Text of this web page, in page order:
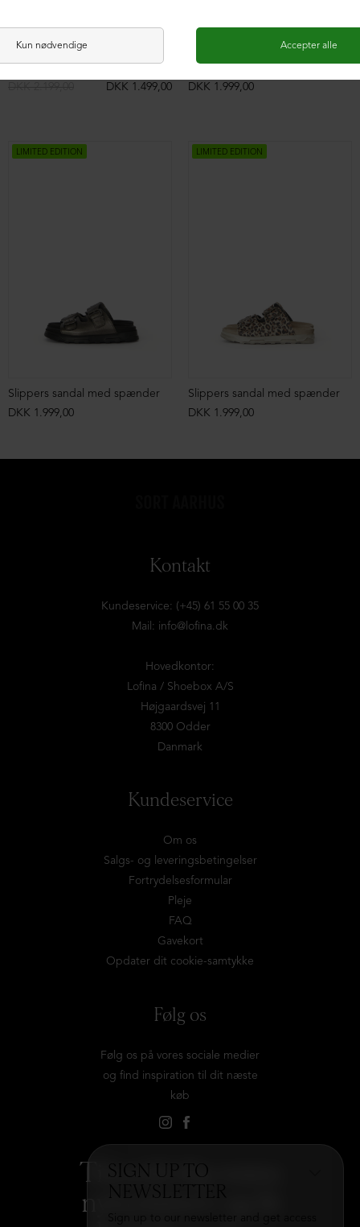
SIGN UP TO
DKK 1.499,00
DKK 1.999,00
LIMITED EDITION
Slippers sandal med spænder
DKK 1.999,00
LIMITED EDITION
Slippers sandal med spænder
DKK 1.999,00
Kontakt
Kundeservice: (+45) 61 55 00 35
Mail: info@lofina.dk
Hovedkontor:
Lofina / Shoebox A/S
Højgaardsvej 11
8300 Odder
Danmark
Kundeservice
Om os
Salgs- og leveringsbetingelser
Fortrydelsesformular
Pleje
FAQ
Gavekort
Opdater dit cookie-samtykke
Følg os
Følg os på vores sociale medier
og find inspiration til dit næste
køb
Tilmeld dig vores
nyhedsbrev og få